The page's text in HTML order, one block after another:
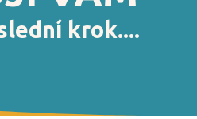
krok....